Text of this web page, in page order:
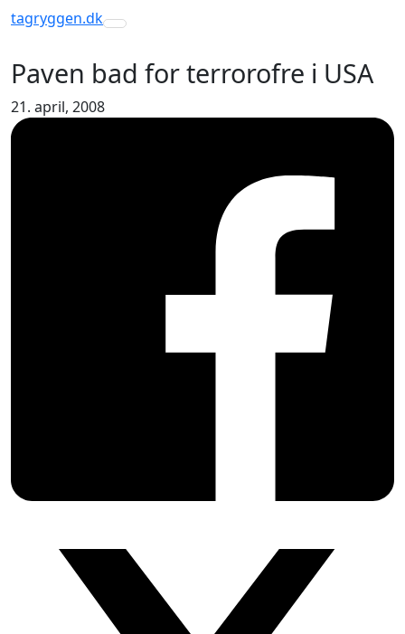
tagryggen.dk
Toggle navigation
Paven bad for terrorofre i USA
21. april, 2008